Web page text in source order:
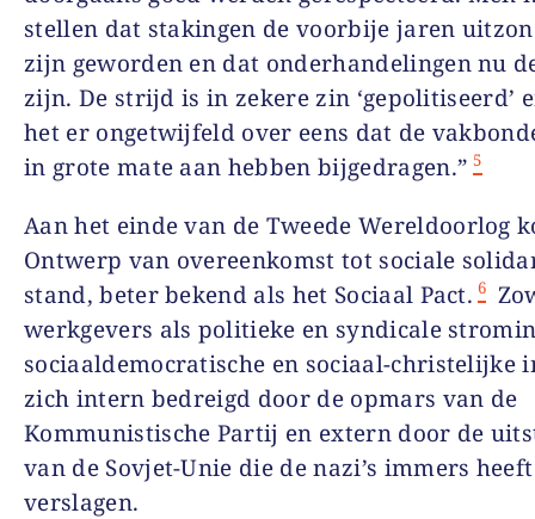
stellen dat stakingen de voorbije jaren
zijn geworden en dat onderhandelingen nu
zijn. De strijd is in zekere zin ‘gepolitiseerd’
het er ongetwijfeld over eens dat de
in grote mate aan hebben bijgedragen.” 5
Aan het einde van de Tweede Wereld­oorlog
Ontwerp van overeenkomst tot sociale
stand, beter bekend als het Sociaal Pact. 6
werkgevers als politieke en syndicale
sociaaldemocratische en sociaal-christ­elijke
zich intern bedreigd door de opmars van de
Kommunistische Partij en extern door de
van de Sovjet-Unie die de nazi’s immers heeft
verslagen.